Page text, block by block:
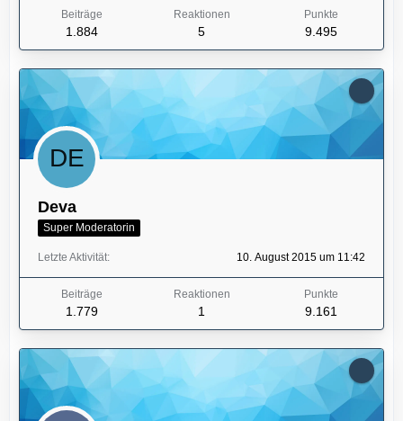
Beiträge
1.884
Reaktionen
5
Punkte
9.495
Deva
Super Moderatorin
Letzte Aktivität 10. August 2015 um 11:42
Beiträge
1.779
Reaktionen
1
Punkte
9.161